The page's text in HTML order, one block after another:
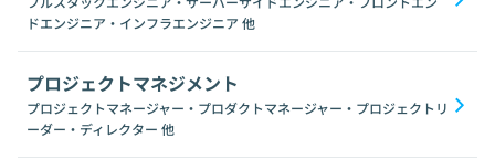
ドエンジニア・インフラエンジニア 他
プロジェクトマネジメント
プロジェクトマネージャー・プロダクトマネージャー・プロジェクトリ
ーダー・ディレクター 他